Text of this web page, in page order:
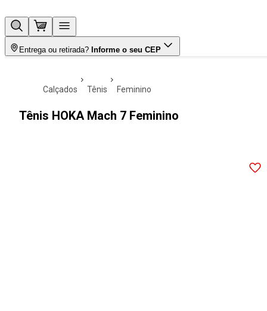
Entrega ou retirada? Informe o seu CEP
calçados tênis feminino
Tênis HOKA Mach 7 Feminino